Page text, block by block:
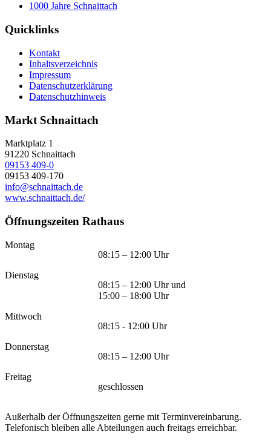
1000 Jahre Schnaittach
Quicklinks
Kontakt
Inhaltsverzeichnis
Impressum
Datenschutzerklärung
Datenschutzhinweis
Markt Schnaittach
Marktplatz 1
91220 Schnaittach
09153 409-0
09153 409-170
info@schnaittach.de
www.schnaittach.de/
Öffnungszeiten Rathaus
Montag
08:15 – 12:00 Uhr
Dienstag
08:15 – 12:00 Uhr und
15:00 – 18:00 Uhr
Mittwoch
08:15 - 12:00 Uhr
Donnerstag
08:15 – 12:00 Uhr
Freitag
geschlossen
Außerhalb der Öffnungszeiten gerne mit Terminvereinbarung.
Telefonisch bleiben alle Abteilungen auch freitags erreichbar.